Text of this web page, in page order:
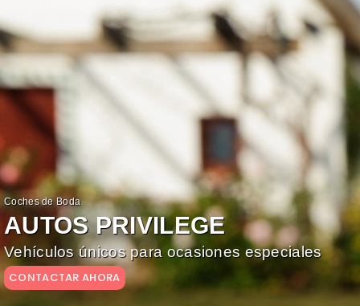
Coches de Boda
AUTOS PRIVILEGE
Vehículos únicos para ocasiones especiales